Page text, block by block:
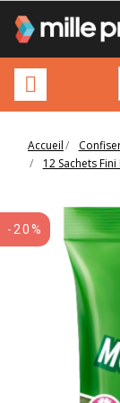
Accueil
12 Sachets
-20%